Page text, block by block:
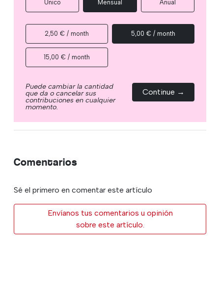
Único Mensual Anual
2,50 € / month 5,00 € / month
15,00 € / month
Puede cambiar la cantidad
que da o cancelar sus
contribuciones en cualquier
momento.
Continue →
Comentarios
Sé el primero en comentar este artículo
Envíanos tus comentarios u opinión
sobre este artículo.